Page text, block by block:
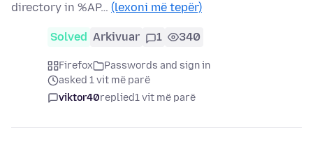
directory in %AP… (lexoni më tepër)
Solved Arkivuar 1 340
Firefox
Passwords and sign in
asked 1 vit më parë
viktor40replied1 vit më parë